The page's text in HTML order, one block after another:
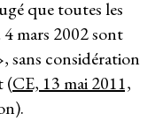
que toutes les
mars 2002 sont
sans considération
(CE, 13 mai 2011,